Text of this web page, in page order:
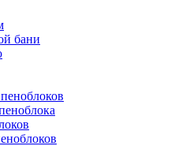
бани